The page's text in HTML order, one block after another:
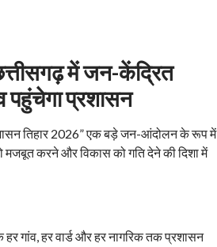
में जन-केंद्रित
पहुंचेगा प्रशासन
तिहार 2026” एक बड़े जन-आंदोलन के रूप में
करने और विकास को गति देने की दिशा में
गांव, हर वार्ड और हर नागरिक तक प्रशासन